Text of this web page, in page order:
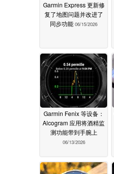
Garmin Express 更新修
复了地图问题并改进了
同步功能 06/15/2026
Garmin Fenix 等设备：
Alcogram 应用将酒精监
测功能带到手腕上
06/13/2026